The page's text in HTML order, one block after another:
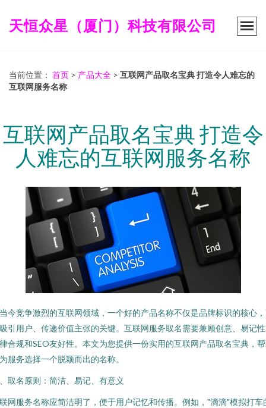
天恒众星（厦门）科技有限公司
当前位置： 首页 > 产品大全 > 互联网产品取名宝典 打造令人难忘的
互联网服务名称
互联网产品取名宝典 打造令
人难忘的互联网服务名称
今竞争激烈的互联网领域，一个好的产品名称不仅是品牌标识的核心
引用户、传递价值主张的关键。互联网服务取名需要兼顾创意、易记
合规和SEO友好性。本文为您提供一份实用的互联网产品取名宝典，
服务选择一个脱颖而出的名称。
取名原则：简洁、易记、有意义
网服务名称应简洁明了，便于用户记忆和传播。例如，"滴滴"模拟打车